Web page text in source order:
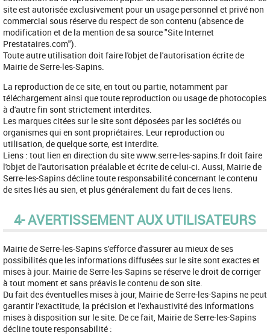
site est autorisée exclusivement pour un usage personnel et privé non
commercial sous réserve du respect de son contenu (absence de
modification et de la mention de sa source "Site Internet
Prestataires.com").
Toute autre utilisation doit faire l'objet de l'autorisation écrite de
Mairie de Serre-les-Sapins.
La reproduction de ce site, en tout ou partie, notamment par
téléchargement ainsi que toute reproduction ou usage de photocopies
à d'autre fin sont strictement interdites.
Les marques citées sur le site sont déposées par les sociétés ou
organismes qui en sont propriétaires. Leur reproduction ou
utilisation, de quelque sorte, est interdite.
Liens : tout lien en direction du site www.serre-les-sapins.fr doit faire
l'objet de l'autorisation préalable et écrite de celui-ci. Aussi, Mairie de
Serre-les-Sapins décline toute responsabilité concernant le contenu
de sites liés au sien, et plus généralement du fait de ces liens.
4- AVERTISSEMENT AUX UTILISATEURS
Mairie de Serre-les-Sapins s'efforce d'assurer au mieux de ses
possibilités que les informations diffusées sur le site sont exactes et
mises à jour. Mairie de Serre-les-Sapins se réserve le droit de corriger
à tout moment et sans préavis le contenu de son site.
Du fait des éventuelles mises à jour, Mairie de Serre-les-Sapins ne peut
garantir l'exactitude, la précision et l'exhaustivité des informations
mises à disposition sur le site. De ce fait, Mairie de Serre-les-Sapins
décline toute responsabilité :